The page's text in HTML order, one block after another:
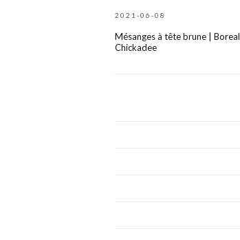
2021-06-08
Mésanges à tête brune | Boreal
Chickadee